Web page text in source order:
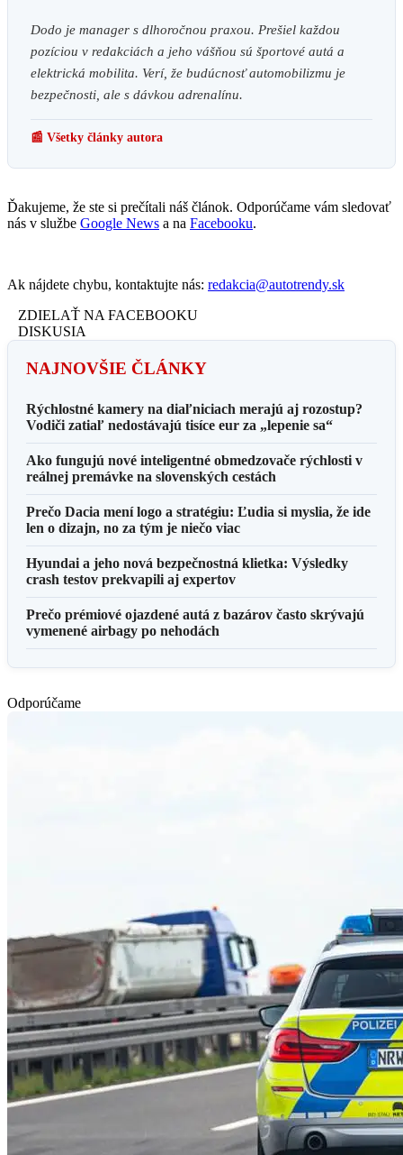
Dodo je manager s dlhoročnou praxou. Prešiel každou
pozíciou v redakciách a jeho vášňou sú športové autá a
elektrická mobilita. Verí, že budúcnosť automobilizmu je
bezpečnosti, ale s dávkou adrenalínu.
📰 Všetky články autora
Ďakujeme, že ste si prečítali náš článok. Odporúčame vám sledovať
nás v službe Google News a na Facebooku.
Ak nájdete chybu, kontaktujte nás: redakcia@autotrendy.sk
ZDIELAŤ NA FACEBOOKU
DISKUSIA
NAJNOVŠIE ČLÁNKY
Rýchlostné kamery na diaľniciach merajú aj rozostup?
Vodiči zatiaľ nedostávajú tisíce eur za „lepenie sa“
Ako fungujú nové inteligentné obmedzovače rýchlosti v
reálnej premávke na slovenských cestách
Prečo Dacia mení logo a stratégiu: Ľudia si myslia, že ide
len o dizajn, no za tým je niečo viac
Hyundai a jeho nová bezpečnostná klietka: Výsledky
crash testov prekvapili aj expertov
Prečo prémiové ojazdené autá z bazárov často skrývajú
vymenené airbagy po nehodách
Odporúčame